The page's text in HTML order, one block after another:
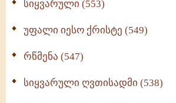
სიყვარული (553)
უფალი იესო ქრისტე (549)
რწმენა (547)
სიყვარული ღვთისადმი (538)